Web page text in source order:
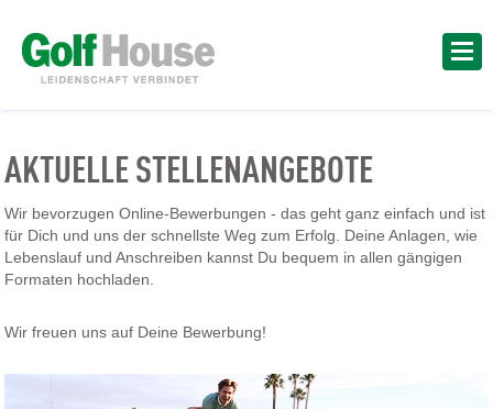
AKTUELLE STELLENANGEBOTE
Wir bevorzugen Online-Bewerbungen - das geht ganz einfach und ist
für Dich und uns der schnellste Weg zum Erfolg. Deine Anlagen, wie
Lebenslauf und Anschreiben kannst Du bequem in allen gängigen
Formaten hochladen.
Wir freuen uns auf Deine Bewerbung!